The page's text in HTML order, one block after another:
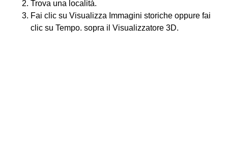
Trova una località.
Fai clic su Visualizza Immagini storiche oppure fai
clic su Tempo. sopra il Visualizzatore 3D.